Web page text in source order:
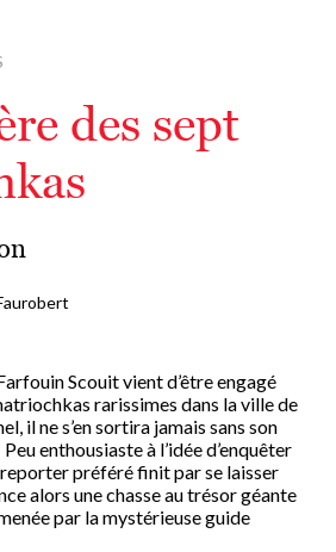
des sept
Scouit vient d’être engagé
rarissimes dans la ville de
il ne s’en sortira jamais sans son
enthousiaste à l’idée d’enquêter
préféré finit par se laisser
alors une chasse au trésor géante
par la mystérieuse guide